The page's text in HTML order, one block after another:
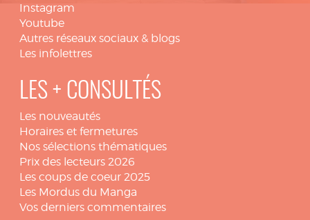
Instagram
Youtube
Autres réseaux sociaux & blogs
Les infolettres
LES + CONSULTÉS
Les nouveautés
Horaires et fermetures
Nos sélections thématiques
Prix des lecteurs 2026
Les coups de coeur 2025
Les Mordus du Manga
Vos derniers commentaires